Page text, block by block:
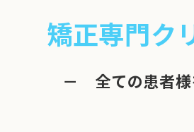
矯正専門ク
－ 全ての患者